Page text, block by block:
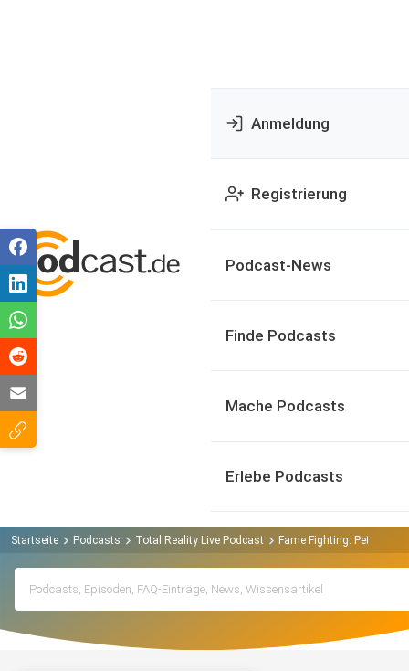
Anmeldung
Registrierung
Podcast-News
Finde Podcasts
Mache Podcasts
Erlebe Podcasts
Startseite Podcasts Total Reality Live Podcast Fame Fighting: Petrovic